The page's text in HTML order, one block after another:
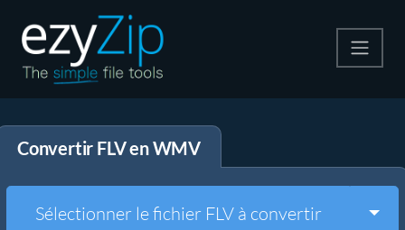
Décompresser
Convertir FLV en WMV
Sélectionner le fichier FLV à convertir